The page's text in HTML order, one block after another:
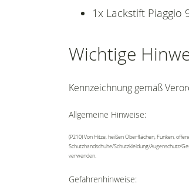
1x Lackstift Piaggio
Wichtige
Kennzeichnung gemäß
Allgemeine Hinweise:
(P210) Von Hitze, heißen Oberflächen, Funken,
Schutzhandschuhe/Schutzkleidung/Augenschutz/
verwenden.
Gefahrenhinweise: